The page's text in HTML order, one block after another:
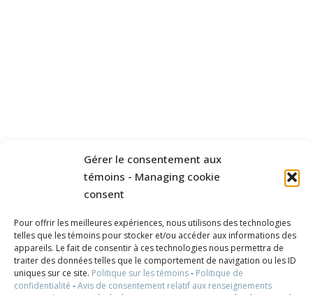
Gérer le consentement aux
témoins - Managing cookie
consent
Pour offrir les meilleures expériences, nous utilisons des technologies
telles que les témoins pour stocker et/ou accéder aux informations des
appareils. Le fait de consentir à ces technologies nous permettra de
traiter des données telles que le comportement de navigation ou les ID
uniques sur ce site. Politique sur les témoins- Politique de
confidentialité -Avis de consentement relatif aux renseignements